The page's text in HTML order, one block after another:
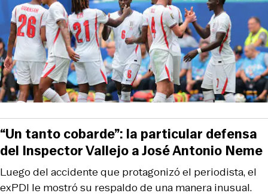
Luego del accidente que protagonizó el periodista, el
exPDI le mostró su respaldo de una manera inusual.
“Un tanto cobarde”: la particular defensa
del Inspector Vallejo a José Antonio Neme